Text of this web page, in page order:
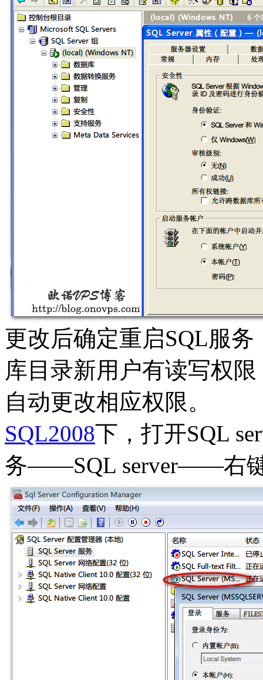
更改后确定重启SQL服
库目录新用户有读写权
自动更改相应权限。
SQL2008下，打开SQL
务——SQL server——右